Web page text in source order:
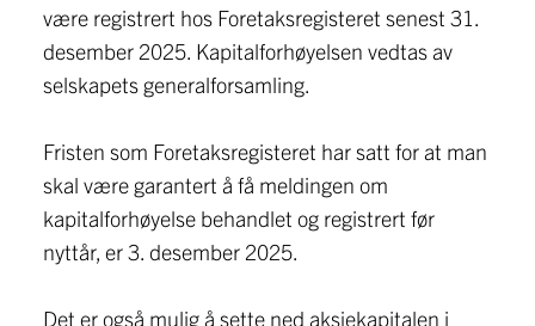
være registrert hos Foretaksregisteret senest 31.
desember 2025. Kapitalforhøyelsen vedtas av
selskapets generalforsamling.
Fristen som Foretaksregisteret har satt for at man
skal være garantert å få meldingen om
kapitalforhøyelse behandlet og registrert før
nyttår, er 3. desember 2025.
Det er også mulig å sette ned aksjekapitalen i